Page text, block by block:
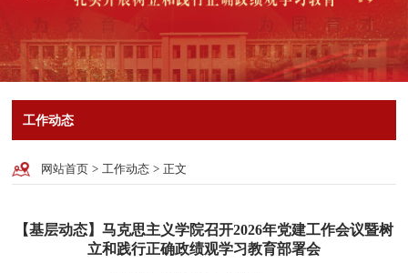
工作动态
网站首页 > 工作动态 > 正文
【基层动态】马克思主义学院召开2026年党建工作会议暨树
立和践行正确政绩观学习教育部署会